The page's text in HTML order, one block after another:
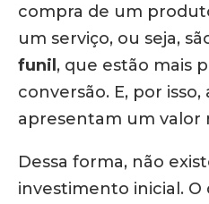
compra de um
um serviço, ou seja,
funil, que estão mais
conversão. E, por isso,
apresentam um valor
Dessa forma, não
investimento inicial. O